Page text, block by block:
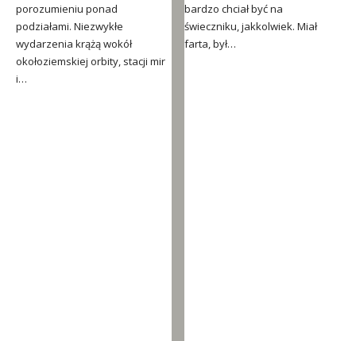
porozumieniu ponad
podziałami. Niezwykłe
wydarzenia krążą wokół
okołoziemskiej orbity, stacji mir
i…
bardzo chciał być na
świeczniku, jakkolwiek. Miał
farta, był…